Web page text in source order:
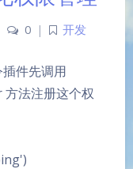
0 | 开发
件先调用
法注册这个权